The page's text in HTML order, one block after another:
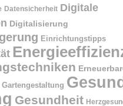
Datensicherheit Digitale
Digitalisierung
Einrichtungstipps
Gartengestaltung
Gesundheit